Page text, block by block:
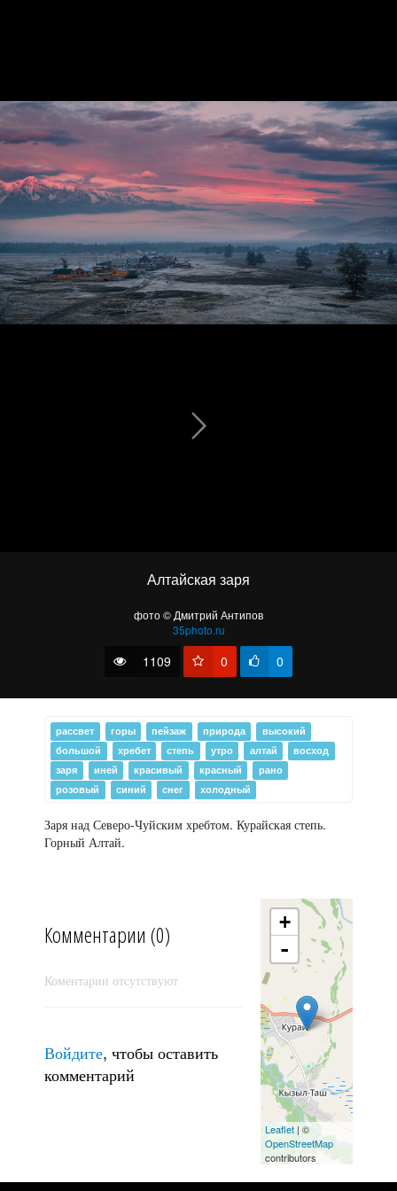
Алтай
фото © Дмитрий Антипов
35photo.ru
Алтайская заря
1109 0 0
рассвет горы пейзаж природа
высокий
большой
хребет степь утро алтай
восход
заря
иней красивый красный
рано
розовый
синий снег холодный
Заря над Северо-Чуйским хребтом. Курайская степь.
Горный Алтай.
Комментарии (0)
Коментарии отсутствуют
Войдите, чтобы оставить
комментарий
+
-
Leaflet| ©
OpenStreetMap
contributors